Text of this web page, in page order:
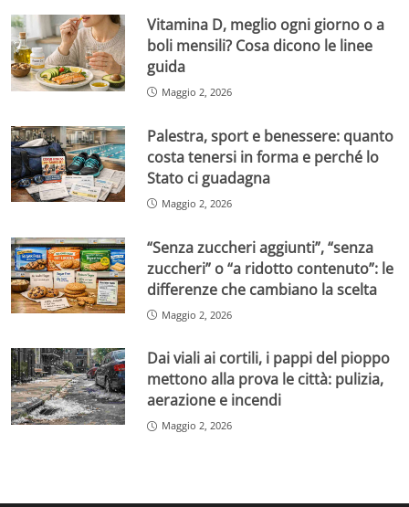
Vitamina D, meglio ogni giorno o a
boli mensili? Cosa dicono le linee
guida
Maggio 2, 2026
Palestra, sport e benessere: quanto
costa tenersi in forma e perché lo
Stato ci guadagna
Maggio 2, 2026
“Senza zuccheri aggiunti”, “senza
zuccheri” o “a ridotto contenuto”: le
differenze che cambiano la scelta
Maggio 2, 2026
Dai viali ai cortili, i pappi del pioppo
mettono alla prova le città: pulizia,
aerazione e incendi
Maggio 2, 2026